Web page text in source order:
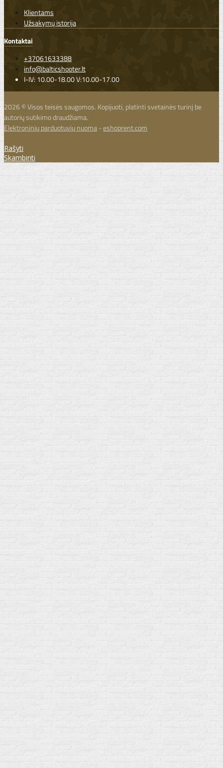
Klientams
Užsakymų istorija
Kontaktai
+37061633388
info@balticshooter.lt
I-IV: 10.00-18.00 V:10.00-17.00
2026 © Visos teisės saugomos. Kopijuoti, platinti svetainės turinį be
autorių sutikimo draudžiama.
Elektroninių parduotuvių nuoma-eshoprent.com
Rašyti
Skambinti